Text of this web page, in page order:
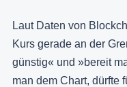
Laut Daten von
Kurs gerade an der
günstig« und »bereit
man dem Chart, dürfte